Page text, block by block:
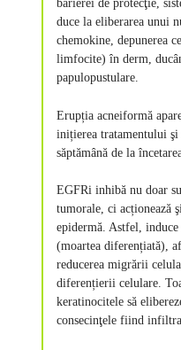
barierei de protecţie,
duce la eliberarea unui
chemokine, depunerea
limfocite) în derm,
papulopustulare.
Erupția acneiformă
inițierea tratamentului şi
săptămână de la
EGFRi inhibă nu doar
tumorale, ci acționează
epidermă. Astfel,
(moartea diferențiată),
reducerea migrării
diferențierii celulare.
keratinocitele să
consecinţele fiind